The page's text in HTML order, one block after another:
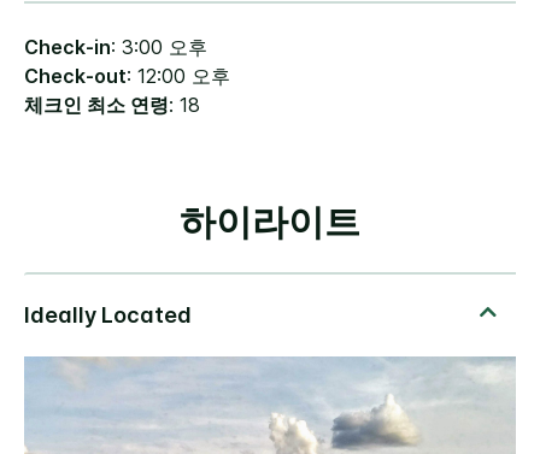
Check-in: 3:00 오후
Check-out: 12:00 오후
체크인 최소 연령: 18
하이라이트